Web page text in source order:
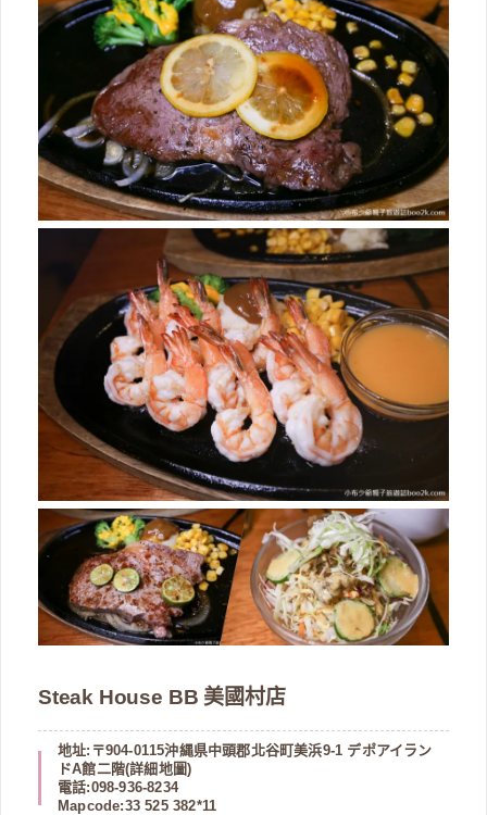
Steak House BB 美國村店
地址:〒904-0115沖縄県中頭郡北谷町美浜9-1 デポアイラン
ドA館二階(詳細地圖)
電話:098-936-8234
Mapcode:33 525 382*11